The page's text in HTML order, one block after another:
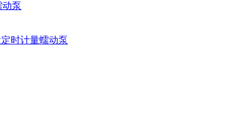
动泵
时计量蠕动泵